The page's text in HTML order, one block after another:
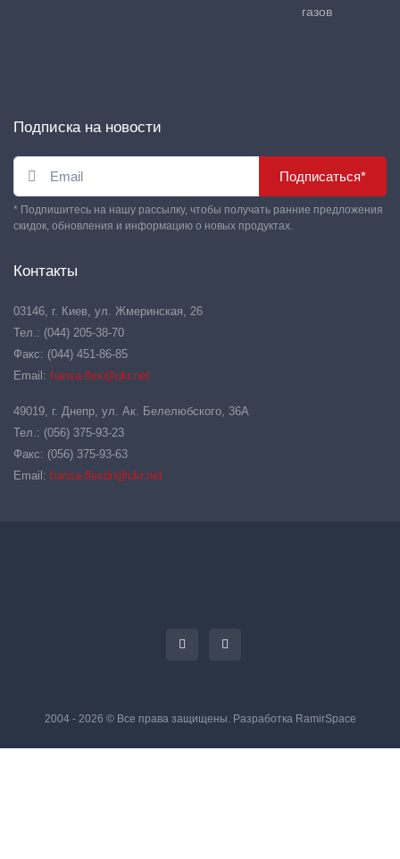
газов
Подписка на новости
Подписаться*
* Подпишитесь на нашу рассылку, чтобы получать ранние предложения
скидок, обновления и информацию о новых продуктах.
Контакты
03146, г. Киев, ул. Жмеринская, 26
Тел.: (044) 205-38-70
Факс: (044) 451-86-85
Email: hansa-flex@ukr.net
49019, г. Днепр, ул. Ак. Белелюбского, 36А
Тел.: (056) 375-93-23
Факс: (056) 375-93-63
Email: hansa-flexdn@ukr.net
2004 - 2026 © Все права защищены. Разработка RamirSpace